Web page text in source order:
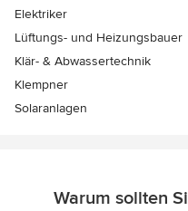
Elektriker
Lüftungs- und Heizungsbauer
Klär- & Abwassertechnik
Klempner
Solaranlagen
Warum sollten